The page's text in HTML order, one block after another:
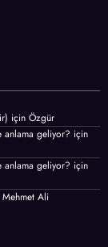
için Özgür
anlama geliyor? için
anlama geliyor? için
Mehmet Ali